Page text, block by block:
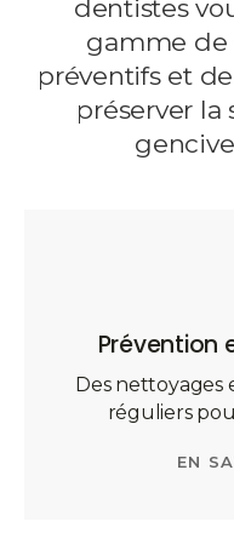
dentistes
gamme de
préventifs et
préserver la
Prévention
Des nettoyages
réguliers
EN